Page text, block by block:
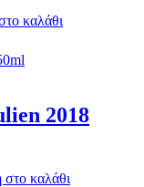
καλάθι
2018
καλάθι